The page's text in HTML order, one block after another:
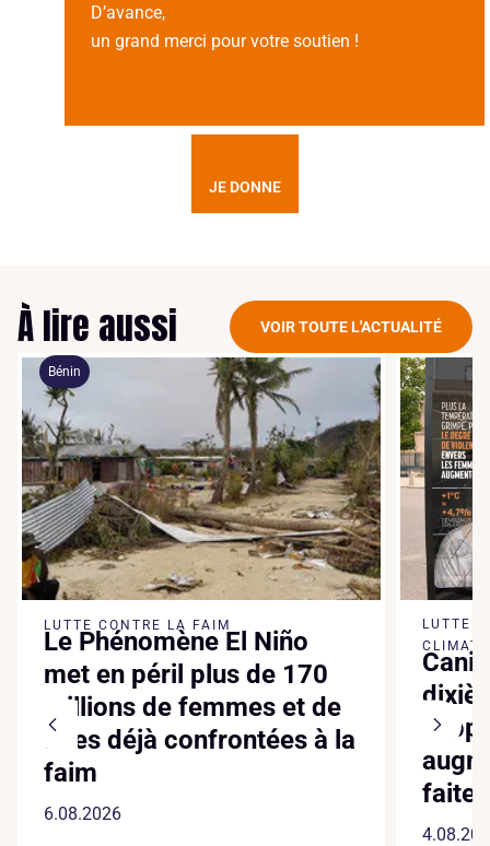
D’avance,
un grand merci pour votre soutien !
JE DONNE
À lire aussi VOIR TOUTE L'ACTUALITÉ
Bénin
LUTTE CONTRE LA FAIM
Le Phénomène El Niño
met en péril plus de 170
millions de femmes et de
filles déjà confrontées à la
faim
6.08.2026
LUTTE